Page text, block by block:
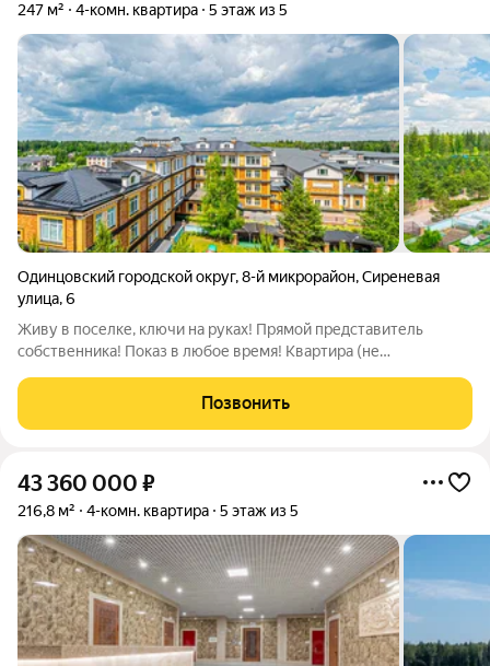
247 м² 4-комн. квартира 5 этаж из 5
Одинцовский городской округ,8-й микрорайон,Сиреневая
улица,6
Живу в поселке, ключи на руках! Прямой представитель
собственника! Показ в любое время! Квартира (не
под объединение с единым входом) видовую квартиру 247 м2
на 5 этаже камерного разноэтажного
Позвонить
43 360 000 ₽
216,8 м² 4-комн. квартира 5 этаж из 5